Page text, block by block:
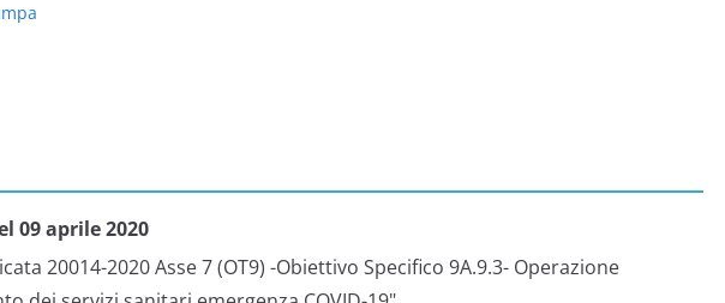
09 aprile 2020
20014-2020 Asse 7 (OT9) -Obiettivo Specifico 9A.9.3- Operazione